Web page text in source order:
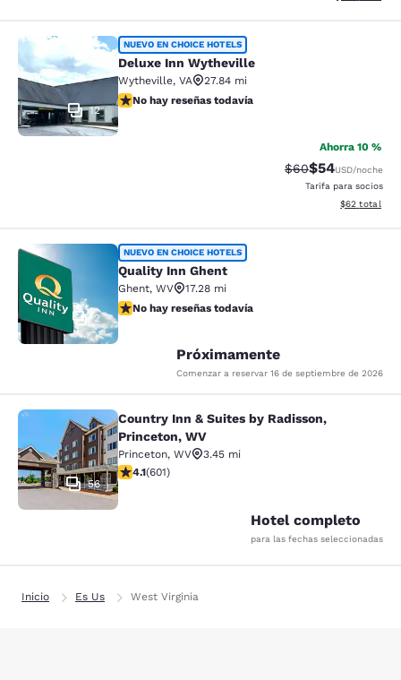
Deluxe Inn Wytheville
12
NUEVO EN CHOICE HOTELS
Deluxe Inn Wytheville
Wytheville, VA
27.84 mi
No hay reseñas todavía
No hay reseñas todavía
Ahorra 10 %
Precio tachado:
$60Precio con
$54USD/noche
Tarifa para socios
Ver detalles
$62 total
Quality Inn Ghent
2
NUEVO EN CHOICE HOTELS
Quality Inn Ghent
Ghent, WV
17.28 mi
No hay reseñas todavía
No hay reseñas todavía
Próximamente
Comenzar a reservar 16 de septiembre de 2026
Country Inn & Suites by Radisson,
56
Country Inn & Suites by Radisson,
Princeton, WV
Princeton, WV
3.45 mi
calificación de 4.11 estrellas. Muy bueno. 601 reseñas
4.1(601)
Hotel completo
para las fechas seleccionadas
Inicio Es Us West Virginia